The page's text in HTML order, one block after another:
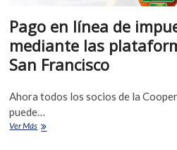
Pago en línea de
mediante las
San Francisco
Ahora todos los socios de la
puede…
Ver Más